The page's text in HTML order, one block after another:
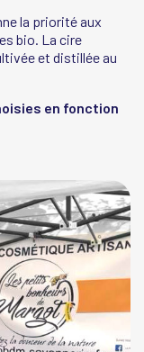
la priorité aux
bio. La cire
et distillée au
en fonction